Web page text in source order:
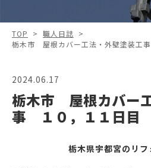
TOP > 職人日誌 >
栃木市 屋根カバー工法・外壁塗装工
2024.06.17
栃木市 屋根カバー
事 １０，１１日目
栃木県宇都宮のリ